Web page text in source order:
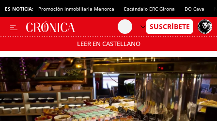
ES NOTICIA: Promoción inmobiliaria Menorca Escándalo ERC Girona DO Cava
LEER EN CASTELLANO
Pásate al MODO AHORRO